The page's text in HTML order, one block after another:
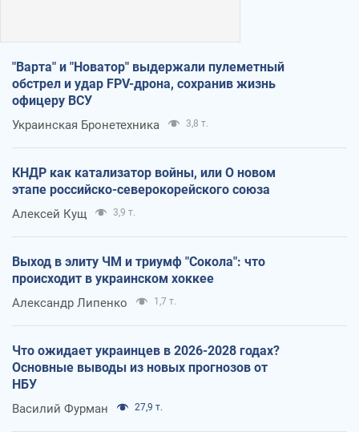
"Варта" и "Новатор" выдержали пулеметный
обстрел и удар FPV-дрона, сохранив жизнь
офицеру ВСУ
Украинская Бронетехника 3,8 т.
КНДР как катализатор войны, или О новом
этапе российско-северокорейского союза
Алексей Кущ 3,9 т.
Выход в элиту ЧМ и триумф "Сокола": что
происходит в украинском хоккее
Александр Липенко 1,7 т.
Что ожидает украинцев в 2026-2028 годах?
Основные выводы из новых прогнозов от
НБУ
Василий Фурман 27,9 т.